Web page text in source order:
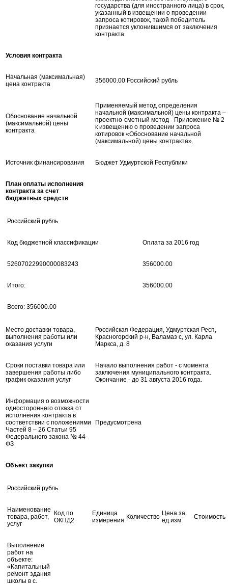
государства (для иностранного лица) в срок,
указанный в извещении о проведении
запроса котировок, такой победитель
признается уклонившимся от заключения
контракта.
Условия контракта
Начальная (максимальная)
цена контракта
356000.00 Российский рубль
Обоснование начальной
(максимальной) цены
контракта
Применяемый метод определения
начальной (максимальной) цены контракта –
проектно-сметный метод - Приложение № 2
к извещению о проведении запроса
котировок «Обоснование начальной
(максимальной) цены контракта».
Источник финансирования Бюджет Удмуртской Республики
План оплаты исполнения
контракта за счет
бюджетных средств
Российский рубль
Код бюджетной классификации Оплата за 2016 год
52607022990000083243 356000.00
Итого: 356000.00
Всего: 356000.00
Место доставки товара,
выполнения работы или
оказания услуги
Российская Федерация, Удмуртская Респ,
Красногорский р-н, Валамаз с, ул. Карла
Маркса, д. 8
Сроки поставки товара или
завершения работы либо
график оказания услуг
Начало выполнения работ - с момента
заключения муниципального контракта.
Окончание - до 31 августа 2016 года.
Информация о возможности
одностороннего отказа от
исполнения контракта в
соответствии с положениями
Частей 8 – 26 Статьи 95
Федерального закона № 44-
ФЗ
Предусмотрена
Объект закупки
Российский рубль
Наименование
товара, работ,
услуг
Код по
ОКПД2
Единица
измерения Количество Цена за
ед.изм.
Стоимость
Выполнение
работ на
объекте:
«Капитальный
ремонт здания
школы в с.